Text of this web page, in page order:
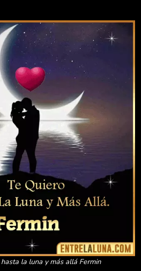
la luna y más allá Fermin